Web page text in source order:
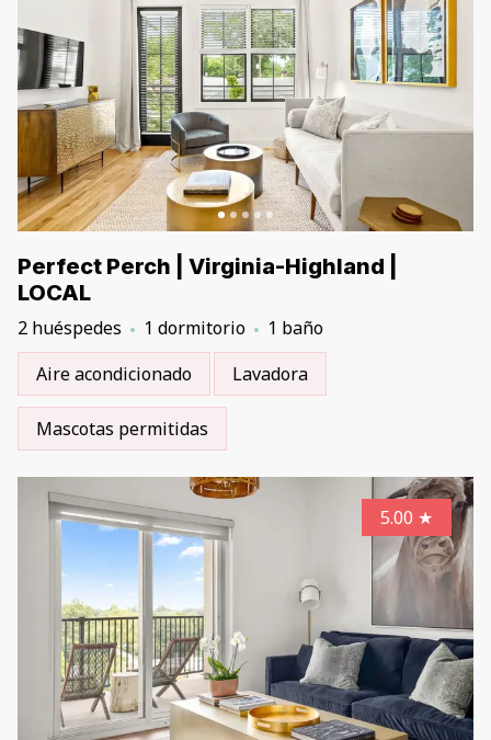
Perfect Perch | Virginia-Highland |
LOCAL
2 huéspedes 1 dormitorio
1 baño
Aire acondicionado
Lavadora
Mascotas permitidas
5.00 ★